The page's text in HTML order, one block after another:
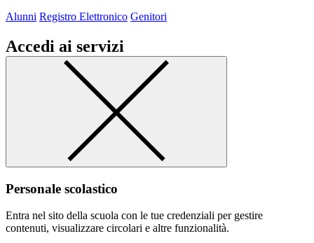
Alunni Registro Elettronico Genitori
Accedi ai servizi
Personale scolastico
Entra nel sito della scuola con le tue credenziali per gestire
contenuti, visualizzare circolari e altre funzionalità.